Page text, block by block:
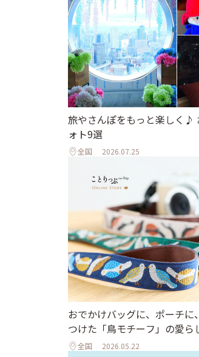
旅やさんぽをもっと楽しく♪
ォト9選
全国 2026.07.25
おでかけバッグに、ポーチに
つけた「鳥モチーフ」の愛ら
全国 2026.05.22